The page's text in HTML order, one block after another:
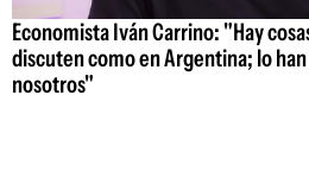
Economista Iván Carrino: "Hay
discuten como en Argentina; lo
nosotros"